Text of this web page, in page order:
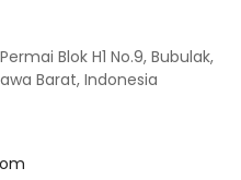
Blok H1 No.9, Bubulak,
Barat, Indonesia